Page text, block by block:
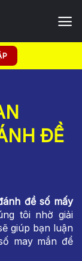
ĐỀ
đề số mấy
tôi nhờ giải
giúp bạn luận
may mắn để